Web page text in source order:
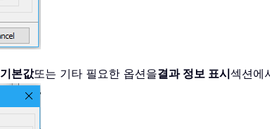
기본값또는 기타 필요한 옵션을결과 정보 표시섹션에